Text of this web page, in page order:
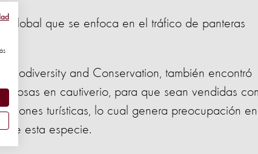
global que se enfoca en el tráfico de panteras
Biodiversity and Conservation, también encontró
en cautiverio, para que sean vendidas
turísticas, lo cual genera preocupación en
de esta especie.